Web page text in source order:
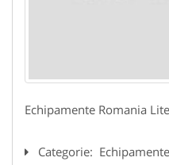
Echipamente Romania
Categorie: